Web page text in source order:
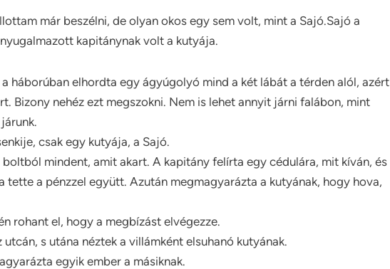
már beszélni, de olyan okos egy sem volt, mint a Sajó.Sajó a
kapitánynak volt a kutyája.
háborúban elhordta egy ágyúgolyó mind a két lábát a térden alól, azért
Bizony nehéz ezt megszokni. Nem is lehet annyit járni falábon, mint
csak egy kutyája, a Sajó.
mindent, amit akart. A kapitány felírta egy cédulára, mit kíván, és
tette a pénzzel együtt. Azután megmagyarázta a kutyának, hogy hova,
rohant el, hogy a megbízást elvégezze.
s utána néztek a villámként elsuhanó kutyának.
egyik ember a másiknak.